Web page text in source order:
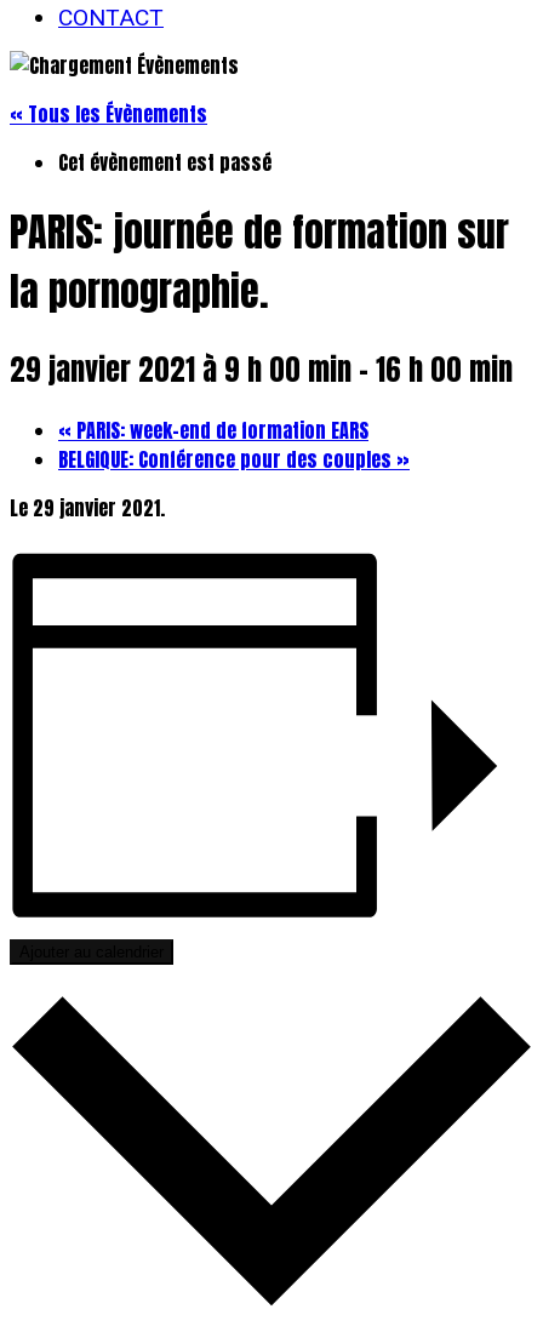
CONTACT
« Tous les Évènements
Cet évènement est passé
PARIS: journée de formation sur
la pornographie.
29 janvier 2021 à 9 h 00 min-16 h 00 min
« PARIS: week-end de formation EARS
BELGIQUE: Conférence pour des couples »
Le 29 janvier 2021.